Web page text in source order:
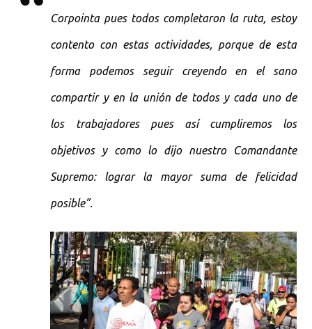
Corpointa pues todos completaron la ruta, estoy
contento con estas actividades, porque de esta
forma podemos seguir creyendo en el sano
compartir y en la unión de todos y cada uno de
los trabajadores pues así cumpliremos los
objetivos y como lo dijo nuestro Comandante
Supremo: lograr la mayor suma de felicidad
posible”.